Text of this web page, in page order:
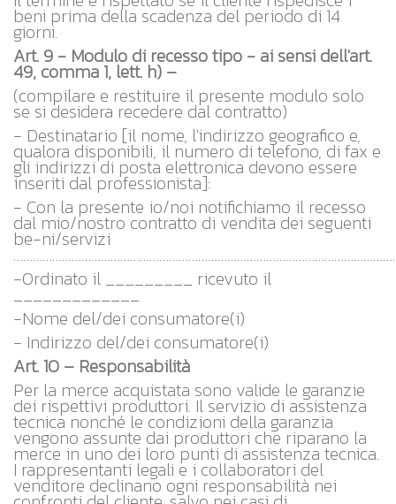
beni prima della scadenza del periodo di 14
giorni.
Art. 9 - Modulo di recesso tipo - ai sensi dell'art.
49, comma 1, lett. h) –
(compilare e restituire il presente modulo solo
se si desidera recedere dal contratto)
- Destinatario [il nome, l'indirizzo geografico e,
qualora disponibili, il numero di telefono, di fax e
gli indirizzi di posta elettronica devono essere
inseriti dal professionista]:
- Con la presente io/noi notifichiamo il recesso
dal mio/nostro contratto di vendita dei seguenti
be-ni/servizi
-Ordinato il _________ ricevuto il
_____________
-Nome del/dei consumatore(i)
- Indirizzo del/dei consumatore(i)
Art. 10 – Responsabilità
Per la merce acquistata sono valide le garanzie
dei rispettivi produttori. Il servizio di assistenza
tecnica nonché le condizioni della garanzia
vengono assunte dai produttori che riparano la
merce in uno dei loro punti di assistenza tecnica.
I rappresentanti legali e i collaboratori del
venditore declinano ogni responsabilità nei